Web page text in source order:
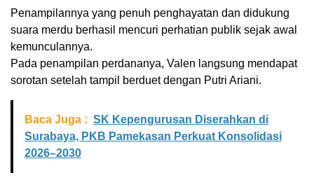
Penampilannya yang penuh penghayatan dan didukung
suara merdu berhasil mencuri perhatian publik sejak awal
kemunculannya.
Pada penampilan perdananya, Valen langsung mendapat
sorotan setelah tampil berduet dengan Putri Ariani.
Baca Juga : SK Kepengurusan Diserahkan di
Surabaya, PKB Pamekasan Perkuat Konsolidasi
2026–2030